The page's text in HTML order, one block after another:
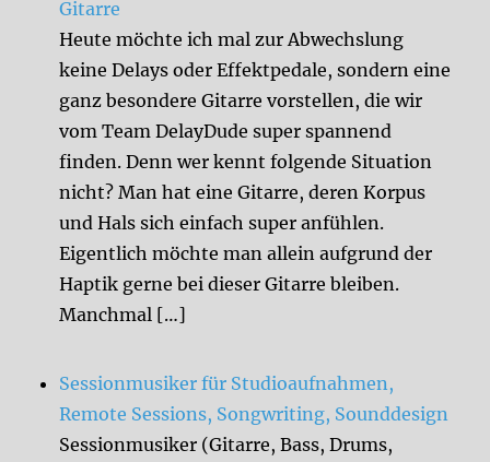
Gitarre
Heute möchte ich mal zur Abwechslung
keine Delays oder Effektpedale, sondern eine
ganz besondere Gitarre vorstellen, die wir
vom Team DelayDude super spannend
finden. Denn wer kennt folgende Situation
nicht? Man hat eine Gitarre, deren Korpus
und Hals sich einfach super anfühlen.
Eigentlich möchte man allein aufgrund der
Haptik gerne bei dieser Gitarre bleiben.
Manchmal […]
Sessionmusiker für Studioaufnahmen,
Remote Sessions, Songwriting, Sounddesign
Sessionmusiker (Gitarre, Bass, Drums,